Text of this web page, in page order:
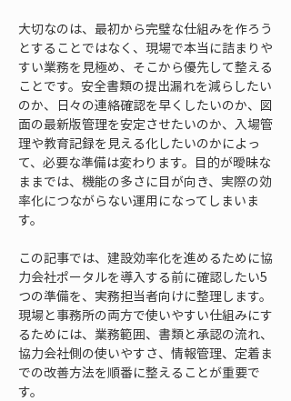
大切なのは、最初から完璧な仕組みを作ろう
とすることではなく、現場で本当に詰まりや
すい業務を見極め、そこから優先して整える
ことです。安全書類の提出漏れを減らしたい
のか、日々の連絡確認を早くしたいのか、図
面の最新版管理を安定させたいのか、入場管
理や教育記録を見える化したいのかによっ
て、必要な準備は変わります。目的が曖昧な
ままでは、機能の多さに目が向き、実際の効
率化につながらない運用になってしまいま
す。
この記事では、建設効率化を進めるために協
力会社ポータルを導入する前に確認したい5
つの準備を、実務担当者向けに整理します。
現場と事務所の両方で使いやすい仕組みにす
るためには、業務範囲、書類と承認の流れ、
協力会社側の使いやすさ、情報管理、定着ま
での改善方法を順番に整えることが重要で
す。